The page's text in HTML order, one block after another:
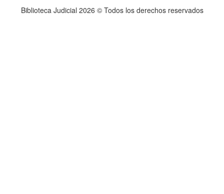
Biblioteca Judicial 2026 © Todos los derechos reservados